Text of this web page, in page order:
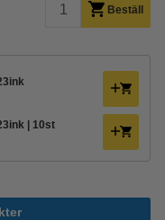
Beställ
| 10st